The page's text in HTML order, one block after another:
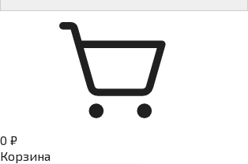
0 ₽
Корзина